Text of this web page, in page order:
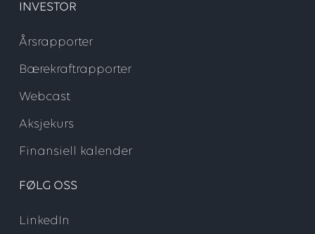
INVESTOR
Årsrapporter
Bærekraftrapporter
Webcast
Aksjekurs
Finansiell kalender
FØLG OSS
LinkedIn